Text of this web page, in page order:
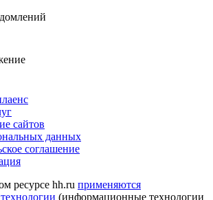
сайтов
данных
соглашение
ресурсе hh.ru применяются
(информационные технологии